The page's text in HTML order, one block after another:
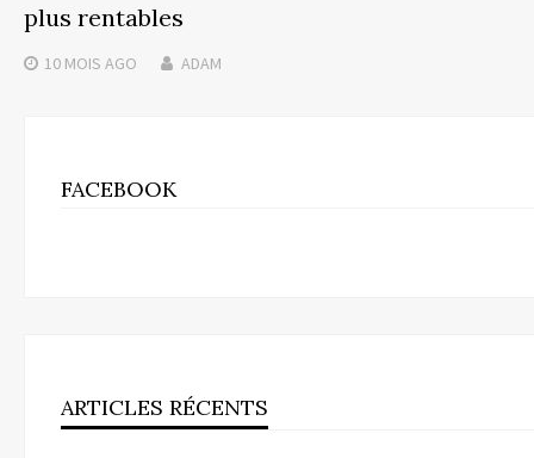
plus rentables
10 MOIS AGO ADAM
FACEBOOK
ARTICLES RÉCENTS